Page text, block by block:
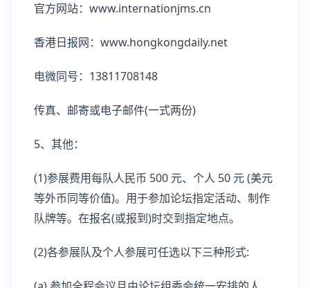
官方网站：www.internationjms.cn
香港日报网：www.hongkongdaily.net
电微同号：13811708148
传真、邮寄或电子邮件(一式两份)
5、其他：
(1)参展费用每队人民币 500 元、个人 50 元 (美元
等外币同等价值)。用于参加论坛指定活动、制作
队牌等。在报名(或报到)时交到指定地点。
(2)各参展队及个人参展可任选以下三种形式: